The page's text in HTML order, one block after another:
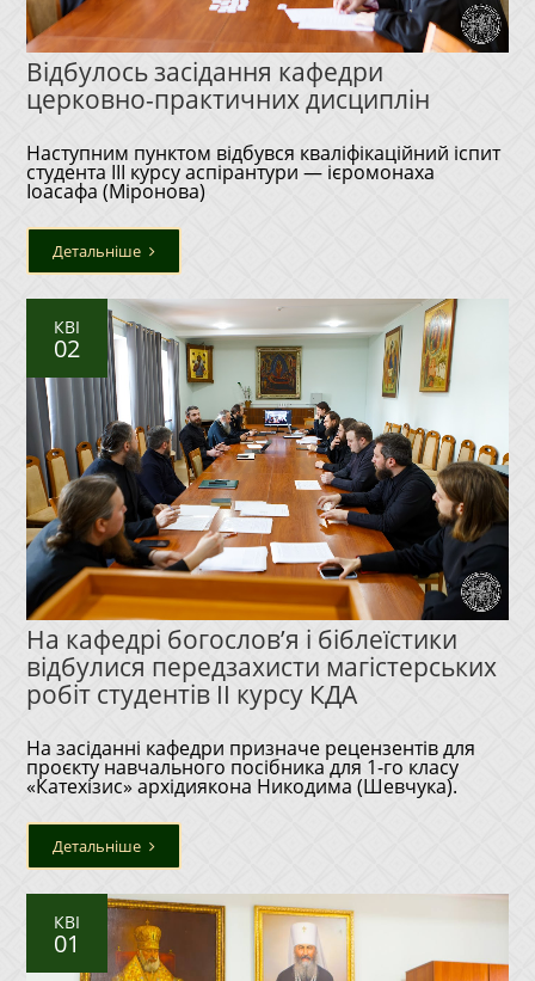
Відбулось засідання кафедри
церковно-практичних дисциплін
Наступним пунктом відбувся кваліфікаційний іспит
студента ІІІ курсу аспірантури — ієромонаха
Іоасафа (Міронова)
Детальніше
КВІ
02
На кафедрі богослов’я і біблеїстики
відбулися передзахисти магістерських
робіт студентів ІІ курсу КДА
На засіданні кафедри призначе рецензентів для
проєкту навчального посібника для 1-го класу
«Катехізис» архідиякона Никодима (Шевчука).
Детальніше
КВІ
01